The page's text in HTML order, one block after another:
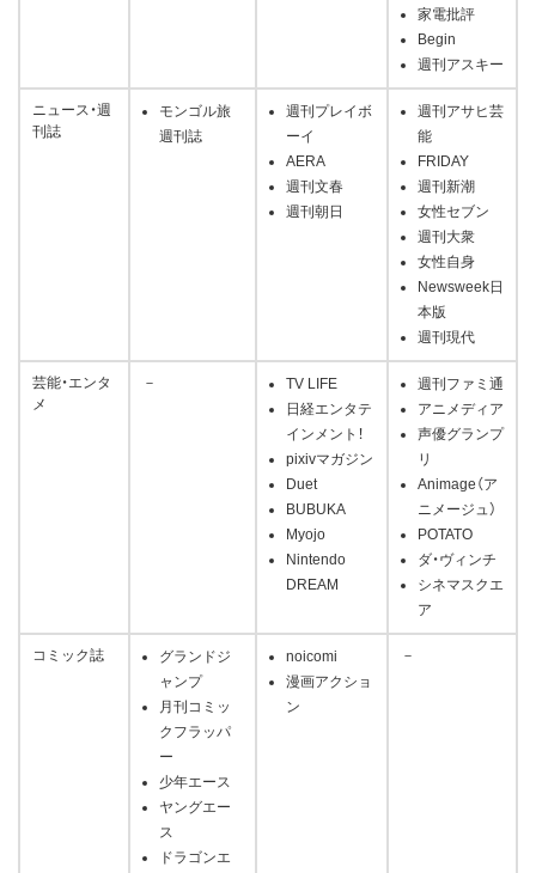
家電批評
Begin
週刊アスキー
ニュース・週
刊誌
モンゴル旅
週刊誌
週刊プレイボ
ーイ
AERA
週刊文春
週刊朝日
週刊アサヒ芸
能
FRIDAY
週刊新潮
女性セブン
週刊大衆
女性自身
Newsweek日
本版
週刊現代
芸能・エンタ
メ
－
TV LIFE
日経エンタテ
インメント！
pixivマガジン
Duet
BUBUKA
Myojo
Nintendo
DREAM
週刊ファミ通
アニメディア
声優グランプ
リ
Animage（ア
ニメージュ）
POTATO
ダ・ヴィンチ
シネマスクエ
ア
コミック誌
グランドジ
ャンプ
月刊コミッ
クフラッパ
ー
少年エース
ヤングエー
ス
ドラゴンエ
noicomi
漫画アクショ
ン
－